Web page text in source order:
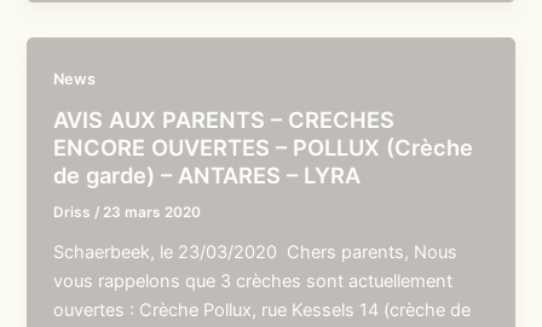
News
AVIS AUX PARENTS – CRECHES
ENCORE OUVERTES – POLLUX (Crèche
de garde) – ANTARES – LYRA
Driss / 23 mars 2020
Schaerbeek, le 23/03/2020 Chers parents, Nous
vous rappelons que 3 crèches sont actuellement
ouvertes : Crèche Pollux, rue Kessels 14 (crèche de